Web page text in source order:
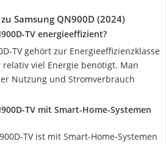
Samsung QN900D (2024)
TV energieeffizient?
TV gehört zur Energieeffizienzklasse
relativ viel Energie benötigt. Man
Nutzung und Stromverbrauch
TV mit Smart-Home-Systemen
TV ist mit Smart-Home-Systemen